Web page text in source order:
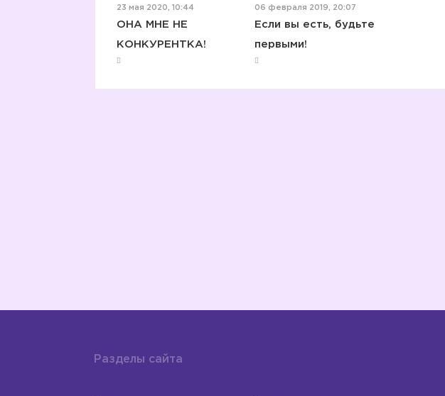
23 мая 2020, 10:44
ОНА МНЕ НЕ
КОНКУРЕНТКА!
06 февраля 2019, 20:07
Если вы есть, будьте
первыми!
Разделы сайта